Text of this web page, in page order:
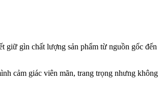
giữ gìn chất lượng sản phẩm từ nguồn gốc đến
cảm giác viên mãn, trang trọng nhưng không